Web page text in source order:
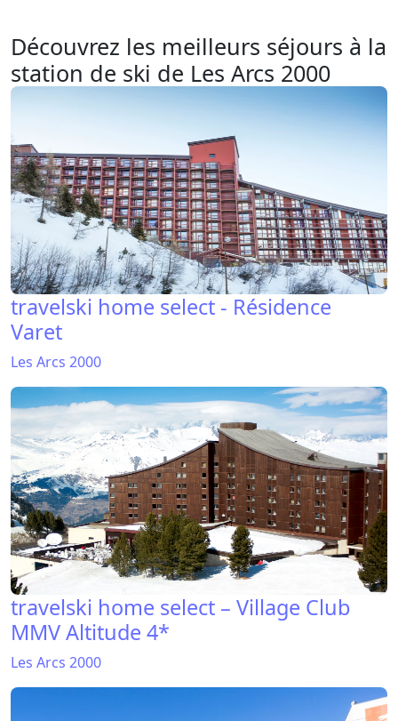
Découvrez les meilleurs séjours à la
station de ski de Les Arcs 2000
travelski home select - Résidence
Varet
Les Arcs 2000
travelski home select – Village Club
MMV Altitude 4*
Les Arcs 2000